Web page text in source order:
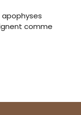
comme